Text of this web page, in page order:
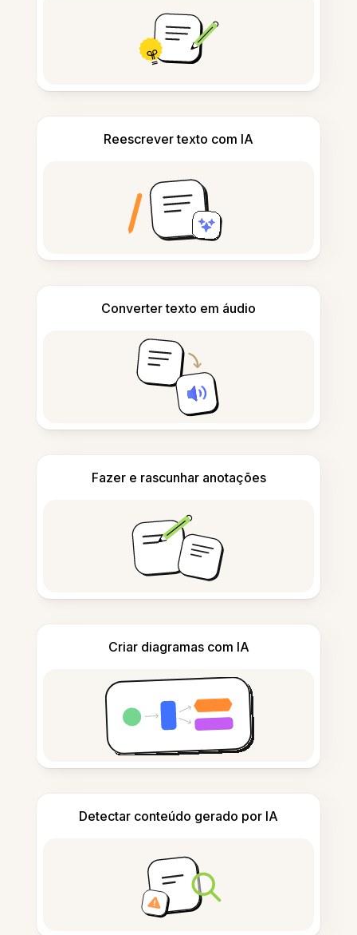
Reescrever texto com IA
Converter texto em áudio
Fazer e rascunhar anotações
Criar diagramas com IA
Detectar conteúdo gerado por IA